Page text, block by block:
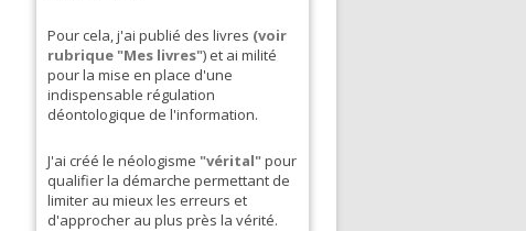
Pour cela, j'ai publié des livres (voir
rubrique "Mes livres") et ai milité
pour la mise en place d'une
indispensable régulation
déontologique de l'information.
J'ai créé le néologisme "vérital"pour
qualifier la démarche permettant de
limiter au mieux les erreurs et
d'approcher au plus près la vérité.